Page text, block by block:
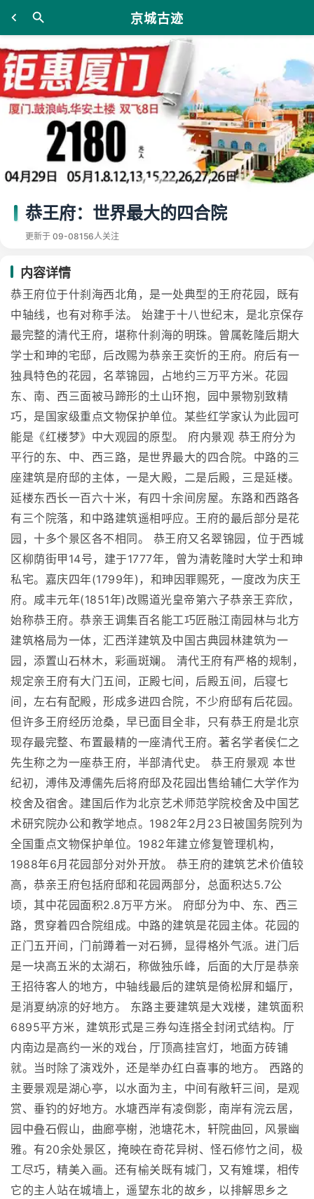
京城古迹
恭王府：世界最大的四合院
更新于 09-08156人关注
内容详情
恭王府位于什刹海西北角，是一处典型的王府花园，既有
中轴线，也有对称手法。 始建于十八世纪末，是北京保存
最完整的清代王府，堪称什刹海的明珠。曾属乾隆后期大
学士和珅的宅邸，后改赐为恭亲王奕忻的王府。府后有一
独具特色的花园，名萃锦园，占地约三万平方米。花园
东、南、西三面被马蹄形的土山环抱，园中景物别致精
巧，是国家级重点文物保护单位。某些红学家认为此园可
能是《红楼梦》中大观园的原型。 府内景观 恭王府分为
平行的东、中、西三路，是世界最大的四合院。中路的三
座建筑是府邸的主体，一是大殿，二是后殿，三是延楼。
延楼东西长一百六十米，有四十余间房屋。东路和西路各
有三个院落，和中路建筑遥相呼应。王府的最后部分是花
园，十多个景区各不相同。 恭王府又名翠锦园，位于西城
区柳荫街甲14号，建于1777年，曾为清乾隆时大学士和珅
私宅。嘉庆四年(1799年)，和珅因罪赐死，一度改为庆王
府。咸丰元年(1851年)改赐道光皇帝第六子恭亲王弈欣，
始称恭王府。恭亲王调集百名能工巧匠融江南园林与北方
建筑格局为一体，汇西洋建筑及中国古典园林建筑为一
园，添置山石林木，彩画斑斓。 清代王府有严格的规制，
规定亲王府有大门五间，正殿七间，后殿五间，后寝七
间，左右有配殿，形成多进四合院，不少府邸有后花园。
但许多王府经历沧桑，早已面目全非，只有恭王府是北京
现存最完整、布置最精的一座清代王府。著名学者侯仁之
先生称之为一座恭王府，半部清代史。 恭王府景观 本世
纪初，溥伟及溥儒先后将府邸及花园出售给辅仁大学作为
校舍及宿舍。建国后作为北京艺术师范学院校舍及中国艺
术研究院办公和教学地点。1982年2月23日被国务院列为
全国重点文物保护单位。1982年建立修复管理机构，
1988年6月花园部分对外开放。 恭王府的建筑艺术价值较
高，恭亲王府包括府邸和花园两部分，总面积达5.7公
顷，其中花园面积2.8万平方米。 府邸分为中、东、西三
路，贯穿着四合院组成。中路的建筑是花园主体。花园的
正门五开间，门前蹲着一对石狮，显得格外气派。进门后
是一块高五米的太湖石，称做独乐峰，后面的大厅是恭亲
王招待客人的地方，中轴线最后的建筑是倚松屏和蝠厅，
是消夏纳凉的好地方。 东路主要建筑是大戏楼，建筑面积
6895平方米，建筑形式是三券勾连搭全封闭式结构。厅
内南边是高约一米的戏台，厅顶高挂宫灯，地面方砖铺
就。当时除了演戏外，还是举办红白喜事的地方。 西路的
主要景观是湖心亭，以水面为主，中间有敞轩三间，是观
赏、垂钓的好地方。水塘西岸有凌倒影，南岸有浣云居，
园中叠石假山，曲廊亭榭，池塘花木，轩院曲回，风景幽
雅。有20余处景区，掩映在奇花异树、怪石修竹之间，极
工尽巧，精美入画。还有榆关既有城门，又有雉堞，相传
它的主人站在城墙上，遥望东北的故乡，以排解思乡之